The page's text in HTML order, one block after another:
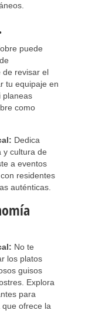
puede
de revisar el
tu equipaje en
planeas
como
Dedica
y cultura de
a eventos
residentes
auténticas.
No te
los platos
guisos
Explora
para
ofrece la